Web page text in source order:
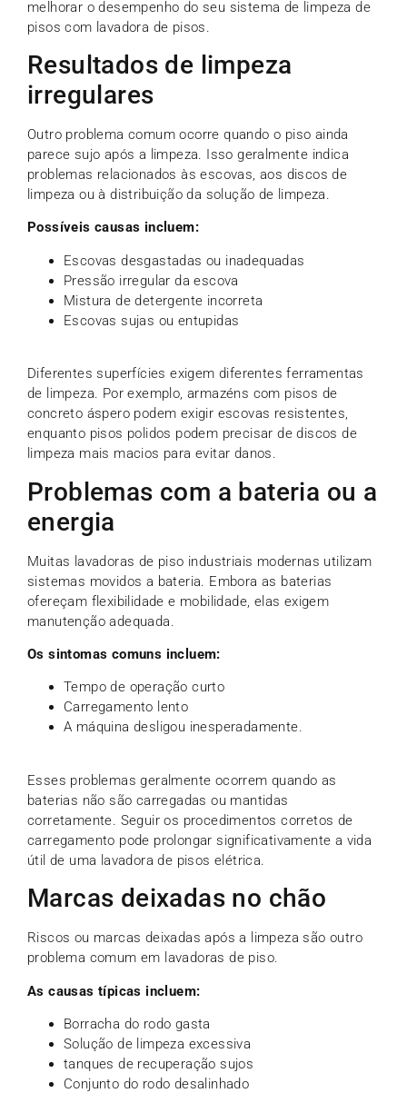
melhorar o desempenho do seu sistema de limpeza de
pisos com lavadora de pisos.
Resultados de limpeza
irregulares
Outro problema comum ocorre quando o piso ainda
parece sujo após a limpeza. Isso geralmente indica
problemas relacionados às escovas, aos discos de
limpeza ou à distribuição da solução de limpeza.
Possíveis causas incluem:
Escovas desgastadas ou inadequadas
Pressão irregular da escova
Mistura de detergente incorreta
Escovas sujas ou entupidas
Diferentes superfícies exigem diferentes ferramentas
de limpeza. Por exemplo, armazéns com pisos de
concreto áspero podem exigir escovas resistentes,
enquanto pisos polidos podem precisar de discos de
limpeza mais macios para evitar danos.
Problemas com a bateria ou a
energia
Muitas lavadoras de piso industriais modernas utilizam
sistemas movidos a bateria. Embora as baterias
ofereçam flexibilidade e mobilidade, elas exigem
manutenção adequada.
Os sintomas comuns incluem:
Tempo de operação curto
Carregamento lento
A máquina desligou inesperadamente.
Esses problemas geralmente ocorrem quando as
baterias não são carregadas ou mantidas
corretamente. Seguir os procedimentos corretos de
carregamento pode prolongar significativamente a vida
útil de uma lavadora de pisos elétrica.
Marcas deixadas no chão
Riscos ou marcas deixadas após a limpeza são outro
problema comum em lavadoras de piso.
As causas típicas incluem:
Borracha do rodo gasta
Solução de limpeza excessiva
tanques de recuperação sujos
Conjunto do rodo desalinhado